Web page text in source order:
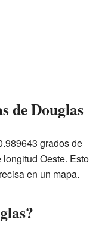
de Douglas
grados de
Oeste. Esto
en un mapa.